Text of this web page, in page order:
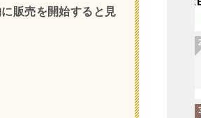
販売を開始すると見